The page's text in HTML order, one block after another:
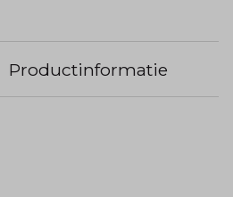
Productinformatie